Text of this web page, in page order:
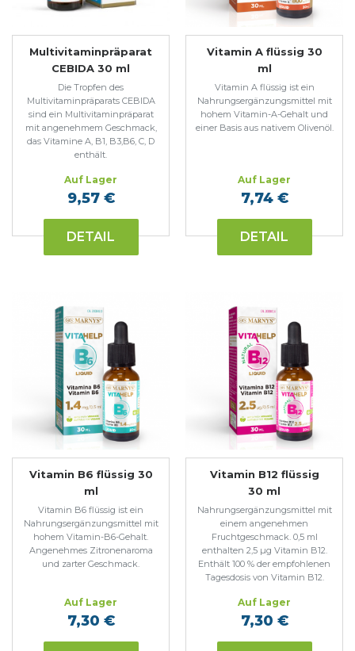
Multivitaminpräparat
CEBIDA 30 ml
Die Tropfen des
Multivitaminpräparats CEBIDA
sind ein Multivitaminpräparat
mit angenehmem Geschmack,
das Vitamine A, B1, B3,B6, C, D
enthält.
Auf Lager
9,57 €
DETAIL
Vitamin A flüssig 30
ml
Vitamin A flüssig ist ein
Nahrungsergänzungsmittel mit
hohem Vitamin-A-Gehalt und
einer Basis aus nativem Olivenöl.
Auf Lager
7,74 €
DETAIL
Vitamin B6 flüssig 30
ml
Vitamin B6 flüssig ist ein
Nahrungsergänzungsmittel mit
hohem Vitamin-B6-Gehalt.
Angenehmes Zitronenaroma
und zarter Geschmack.
Auf Lager
7,30 €
Vitamin B12 flüssig
30 ml
Nahrungsergänzungsmittel mit
einem angenehmen
Fruchtgeschmack. 0,5 ml
enthalten 2,5 µg Vitamin B12.
Enthält 100 % der empfohlenen
Tagesdosis von Vitamin B12.
Auf Lager
7,30 €